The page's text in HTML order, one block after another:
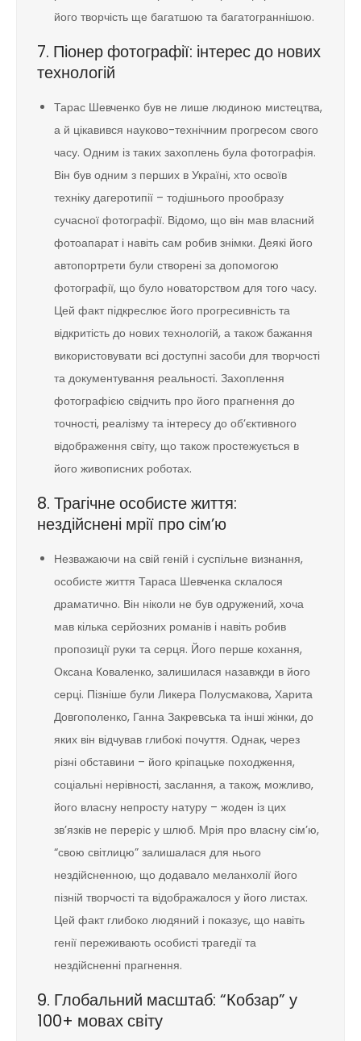
його творчість ще багатшою та багатограннішою.
7. Піонер фотографії: інтерес до нових
технологій
Тарас Шевченко був не лише людиною мистецтва,
а й цікавився науково-технічним прогресом свого
часу. Одним із таких захоплень була фотографія.
Він був одним з перших в Україні, хто освоїв
техніку дагеротипії – тодішнього прообразу
сучасної фотографії. Відомо, що він мав власний
фотоапарат і навіть сам робив знімки. Деякі його
автопортрети були створені за допомогою
фотографії, що було новаторством для того часу.
Цей факт підкреслює його прогресивність та
відкритість до нових технологій, а також бажання
використовувати всі доступні засоби для творчості
та документування реальності. Захоплення
фотографією свідчить про його прагнення до
точності, реалізму та інтересу до об’єктивного
відображення світу, що також простежується в
його живописних роботах.
8. Трагічне особисте життя:
нездійснені мрії про сім’ю
Незважаючи на свій геній і суспільне визнання,
особисте життя Тараса Шевченка склалося
драматично. Він ніколи не був одружений, хоча
мав кілька серйозних романів і навіть робив
пропозиції руки та серця. Його перше кохання,
Оксана Коваленко, залишилася назавжди в його
серці. Пізніше були Ликера Полусмакова, Харита
Довгополенко, Ганна Закревська та інші жінки, до
яких він відчував глибокі почуття. Однак, через
різні обставини – його кріпацьке походження,
соціальні нерівності, заслання, а також, можливо,
його власну непросту натуру – жоден із цих
зв’язків не переріс у шлюб. Мрія про власну сім’ю,
“свою світлицю” залишалася для нього
нездійсненною, що додавало меланхолії його
пізній творчості та відображалося у його листах.
Цей факт глибоко людяний і показує, що навіть
генії переживають особисті трагедії та
нездійсненні прагнення.
9. Глобальний масштаб: “Кобзар” у
100+ мовах світу